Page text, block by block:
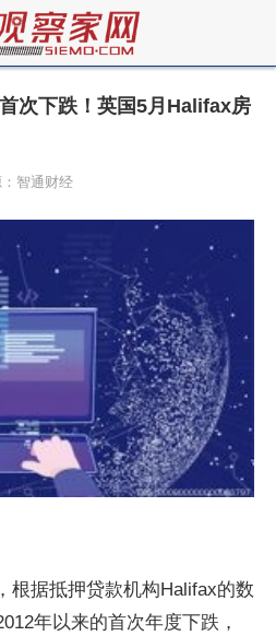
次下跌！英国5月Halifax房
智通财经
根据抵押贷款机构Halifax的数
年以来的首次年度下跌，